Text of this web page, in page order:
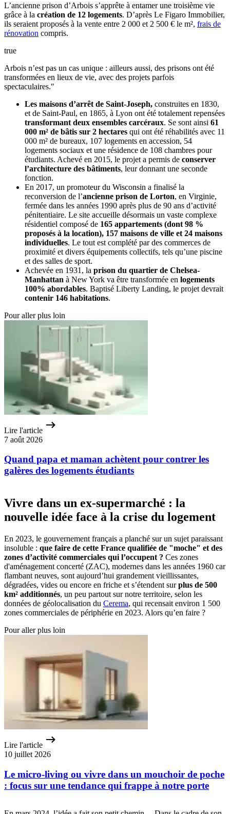
L’ancienne prison d’Arbois s’apprête à entamer une troisième vie
grâce à la création de 12 logements. D’après Le Figaro Immobilier,
ils seraient proposés à la vente entre 2 000 et 2 500 € le m², frais de
rénovation compris.
true
Arbois n’est pas un cas unique : ailleurs aussi, des prisons ont été
transformées en lieux de vie, avec des projets parfois
spectaculaires."
Les maisons d’arrêt de Saint-Joseph, construites en 1830,
et de Saint-Paul, en 1865, à Lyon ont été totalement repensées
transformant deux ensembles carcéraux. Se sont ainsi 61
000 m² de bâtis sur 2 hectares qui ont été réhabilités avec 11
000 m² de bureaux, 107 logements en accession, 54
logements sociaux et une résidence de 108 chambres pour
étudiants. Achevé en 2015, le projet a permis de conserver
l’architecture des bâtiments, leur donnant une seconde
fonction.
En 2017, un promoteur du Wisconsin a finalisé la
reconversion de l’ancienne prison de Lorton, en Virginie,
fermée dans les années 1990 après plus de 90 ans d’activité
pénitentiaire. Le site accueille désormais un vaste complexe
résidentiel composé de 165 appartements (dont 98 %
proposés à la location), 157 maisons de ville et 24 maisons
individuelles. Le tout est complété par des commerces de
proximité et divers équipements collectifs, tels qu’une piscine
et des salles de sport.
Achevée en 1931, la prison du quartier de Chelsea-
Manhattan à New York va être transformée en logements
100% abordables. Baptisé Liberty Landing, le projet devrait
contenir 146 habitations.
Pour aller plus loin
Lire l'article
7 août 2026
Quand papa et maman achètent pour contrer les
galères des logements étudiants
Vivre dans un ex-supermarché : la
nouvelle idée face à la crise du logement
En 2023, le gouvernement français a planché sur un sujet paraissant
insoluble : que faire de cette France qualifiée de "moche" et des
zones d’activité commerciales qui l’occupent ? Ces zones
d'aménagement concerté (ZAC), modernes dans les années 1960 car
flambant neuves, sont aujourd’hui grandement vieillissantes,
dégradées, vides ou encore en friche et s’étendent surplus de 500
km² additionnés, un peu partout sur notre territoire, selon les
données de géolocalisation du Cerema, qui recensait environ 1 500
zones commerciales de périphérie en 2023. Alors qu’en faire ?
Pour aller plus loin
Lire l'article
10 juillet 2026
Le micro-living ou vivre dans un mouchoir de poche
: focus sur une tendance qui frappe à notre porte